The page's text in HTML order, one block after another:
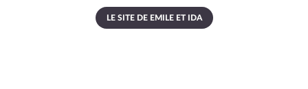
LE SITE DE EMILE ET IDA